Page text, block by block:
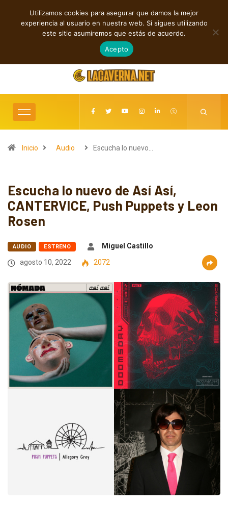
TENDENCIAS
Rock, folk e indie: cuatro estrenos independientes por descubrir
agosto 7, 2026
Inicio Audio Escucha lo nuevo…
Escucha lo nuevo de Así Así,
CANTERVICE, Push Puppets y Leon
Rosen
AUDIO ESTRENO
Miguel Castillo
agosto 10, 2022
2072
Utilizamos cookies para asegurar que damos la mejor
experiencia al usuario en nuestra web. Si sigues utilizando
este sitio asumiremos que estás de acuerdo.
Acepto